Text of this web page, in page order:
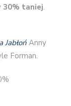
30% taniej.
JabłońAnny
Forman.